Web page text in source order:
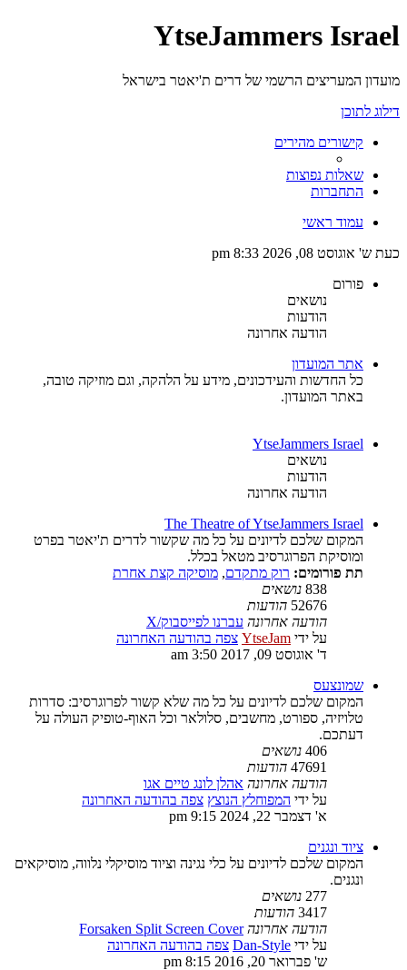
YtseJammers Israel
מועדון המעריצים הרשמי של דרים ת'יאטר בישראל
דילוג לתוכן
קישורים מהירים
שאלות נפוצות
התחברות
עמוד ראשי
כעת ש' אוגוסט 08, 2026 8:33 pm
פורום
נושאים
הודעות
הודעה אחרונה
אתר המועדון
כל החדשות והעידכונים, מידע על הלהקה, וגם מוזיקה טובה,
באתר המועדון.
YtseJammers Israel
נושאים
הודעות
הודעה אחרונה
The Theatre of YtseJammers Israel
המקום שלכם לדיונים על כל מה שקשור לדרים ת'יאטר בפרט
ומוסיקת הפרוגרסיב מטאל בכלל.
תת פורומים: רוק מתקדם, מוסיקה קצת אחרת
838 נושאים
52676 הודעות
הודעה אחרונה עברנו לפייסבוק/X
על ידי YtseJam צפה בהודעה האחרונה
ד' אוגוסט 09, 2017 3:50 am
שמונצעס
המקום שלכם לדיונים על כל מה שלא קשור לפרוגרסיב: סדרות
טלויזיה, ספורט, מחשבים, סלולאר וכל האוף-טופיק העולה על
דעתכם.
406 נושאים
47691 הודעות
הודעה אחרונה אהלן לונג טיים אגו
על ידי המפוחלץ הנוצץ צפה בהודעה האחרונה
א' דצמבר 22, 2024 9:15 pm
ציוד ונגנים
המקום שלכם לדיונים על כלי נגינה וציוד מוסיקלי נלווה, מוסיקאים
ונגנים.
277 נושאים
3417 הודעות
הודעה אחרונה Forsaken Split Screen Cover
על ידי Dan-Style צפה בהודעה האחרונה
ש' פברואר 20, 2016 8:15 pm